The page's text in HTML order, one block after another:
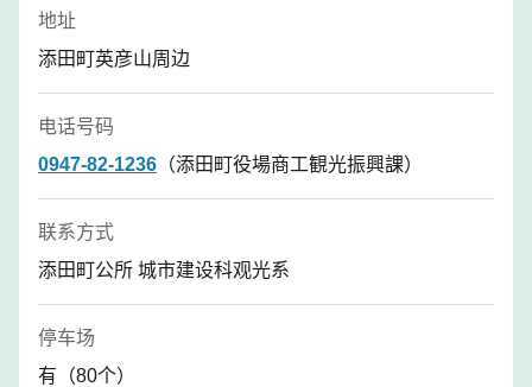
地址
添田町英彦山周边
电话号码
0947-82-1236 （添田町役場商工観光振興課）
联系方式
添田町公所 城市建设科观光系
停车场
有（80个）